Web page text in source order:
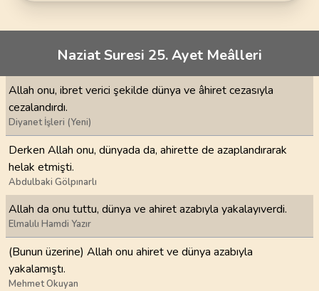
Naziat Suresi 25. Ayet Meâlleri
Allah onu, ibret verici şekilde dünya ve âhiret cezasıyla
cezalandırdı.
Diyanet İşleri (Yeni)
Derken Allah onu, dünyada da, ahirette de azaplandırarak
helak etmişti.
Abdulbaki Gölpınarlı
Allah da onu tuttu, dünya ve ahiret azabıyla yakalayıverdi.
Elmalılı Hamdi Yazır
(Bunun üzerine) Allah onu ahiret ve dünya azabıyla
yakalamıştı.
Mehmet Okuyan